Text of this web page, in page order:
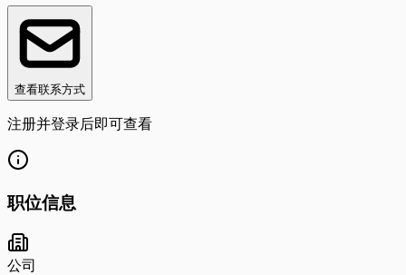
查看联系方式
注册并登录后即可查看
职位信息
公司